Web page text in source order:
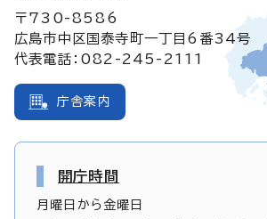
〒730-8586
広島市中区国泰寺町一丁目6番34号
代表電話：082-245-2111
庁舎案内
開庁時間
月曜日から金曜日